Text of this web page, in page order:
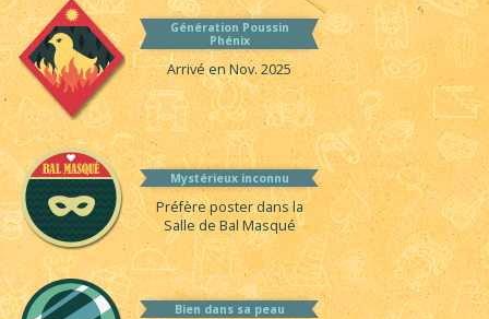
Génération Poussin
Phénix
Arrivé en Nov. 2025
Mystérieux inconnu
Préfère poster dans la
Salle de Bal Masqué
Bien dans sa peau